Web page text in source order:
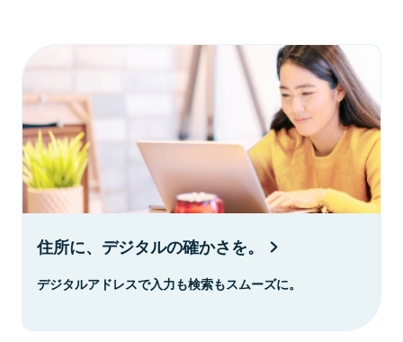
住所に、デジタルの確かさを。
デジタルアドレスで入力も検索もスムーズに。